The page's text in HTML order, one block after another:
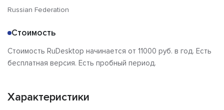
Russian Federation
Стоимость
Стоимость RuDesktop начинается от 11000 руб. в год. Есть
бесплатная версия. Есть пробный период.
Характеристики